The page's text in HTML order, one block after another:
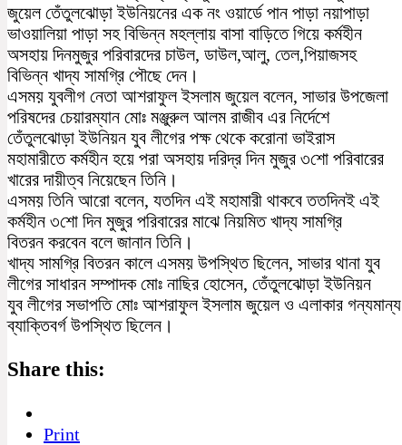
জুয়েল তেঁতুলঝোড়া ইউনিয়নের এক নং ওয়ার্ডে পান পাড়া নয়াপাড়া
ভাওয়ালিয়া পাড়া সহ বিভিন্ন মহল্লায় বাসা বাড়িতে গিয়ে কর্মহীন
অসহায় দিনমুজুর পরিবারদের চাউল, ডাউল,আলু, তেল,পিয়াজসহ
বিভিন্ন খাদ্য সামগ্রি পৌছে দেন।
এসময় যুবলীগ নেতা আশরাফুল ইসলাম জুয়েল বলেন, সাভার উপজেলা
পরিষদের চেয়ারম্যান মোঃ মঞ্জুরুল আলম রাজীব এর নির্দেশে
তেঁতুলঝোড়া ইউনিয়ন যুব লীগের পক্ষ থেকে করোনা ভাইরাস
মহামারীতে কর্মহীন হয়ে পরা অসহায় দরিদ্র দিন মুজুর ৩শো পরিবারের
খারের দায়ীত্ব নিয়েছেন তিনি।
এসময় তিনি আরো বলেন, যতদিন এই মহামারী থাকবে ততদিনই এই
কর্মহীন ৩শো দিন মুজুর পরিবারের মাঝে নিয়মিত খাদ্য সামগ্রি
বিতরন করবেন বলে জানান তিনি।
খাদ্য সামগ্রি বিতরন কালে এসময় উপস্থিত ছিলেন, সাভার থানা যুব
লীগের সাধারন সম্পাদক মোঃ নাছির হোসেন, তেঁতুলঝোড়া ইউনিয়ন
যুব লীগের সভাপতি মোঃ আশরাফুল ইসলাম জুয়েল ও এলাকার গন্যমান্য
ব্যাক্তিবর্গ উপস্থিত ছিলেন।
Share this:
Print